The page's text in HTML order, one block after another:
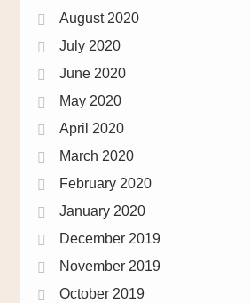
August 2020
July 2020
June 2020
May 2020
April 2020
March 2020
February 2020
January 2020
December 2019
November 2019
October 2019